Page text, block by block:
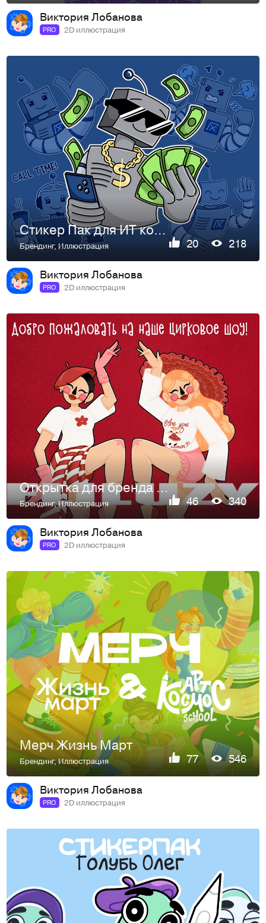
Виктория Лобанова
PRO 2D иллюстрация
Стикер Пак для ИТ компании
Брендинг, Иллюстрация 20 218
Виктория Лобанова
PRO 2D иллюстрация
Открытка для бренда Fliluzy | A postcard for a brand Fliluzy
Брендинг,Иллюстрация 46 340
Виктория Лобанова
PRO 2D иллюстрация
Мерч Жизнь Март
Брендинг,Иллюстрация 77 546
Виктория Лобанова
PRO 2D иллюстрация